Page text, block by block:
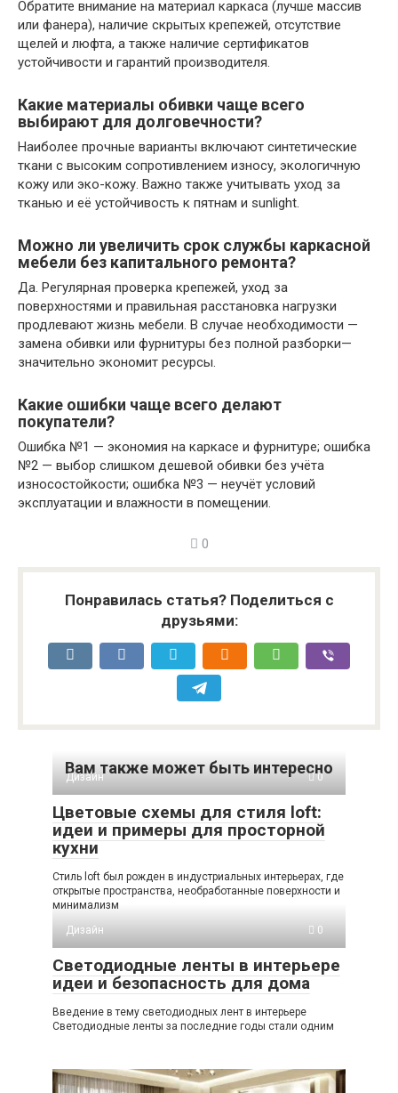
Обратите внимание на материал каркаса (лучше массив
или фанера), наличие скрытых крепежей, отсутствие
щелей и люфта, а также наличие сертификатов
устойчивости и гарантий производителя.
Какие материалы обивки чаще всего
выбирают для долговечности?
Наиболее прочные варианты включают синтетические
ткани с высоким сопротивлением износу, экологичную
кожу или эко-кожу. Важно также учитывать уход за
тканью и её устойчивость к пятнам и sunlight.
Можно ли увеличить срок службы каркасной
мебели без капитального ремонта?
Да. Регулярная проверка крепежей, уход за
поверхностями и правильная расстановка нагрузки
продлевают жизнь мебели. В случае необходимости —
замена обивки или фурнитуры без полной разборки—
значительно экономит ресурсы.
Какие ошибки чаще всего делают
покупатели?
Ошибка №1 — экономия на каркасе и фурнитуре; ошибка
№2 — выбор слишком дешевой обивки без учёта
износостойкости; ошибка №3 — неучёт условий
эксплуатации и влажности в помещении.
0
Понравилась статья? Поделиться с
друзьями:
Вам также может быть интересно
Дизайн 0
Цветовые схемы для стиля loft:
идеи и примеры для просторной
кухни
Стиль loft был рожден в индустриальных интерьерах, где
открытые пространства, необработанные поверхности и
минимализм
Дизайн
0
Светодиодные ленты в интерьере
идеи и безопасность для дома
Введение в тему светодиодных лент в интерьере
Светодиодные ленты за последние годы стали одним